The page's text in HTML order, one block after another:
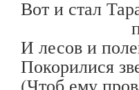
Вот и стал
И лесов и
Покорилися
(Чтоб ему